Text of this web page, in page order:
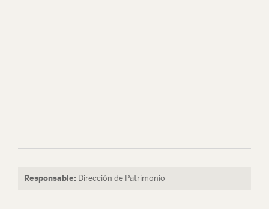
Responsable: Dirección de Patrimonio